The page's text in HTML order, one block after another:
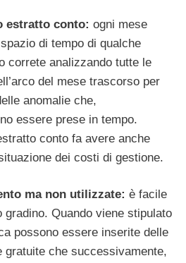
estratto conto: ogni mese
di tempo di qualche
correte analizzando tutte le
del mese trascorso per
anomalie che,
essere prese in tempo.
conto fa avere anche
dei costi di gestione.
ma non utilizzate: è facile
gradino. Quando viene stipulato
possono essere inserite delle
gratuite che successivamente,